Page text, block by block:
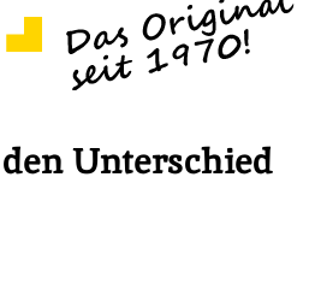
Unterschied